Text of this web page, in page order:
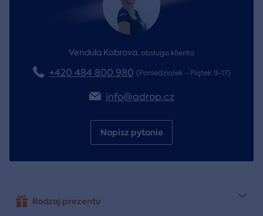
Vendula Kobrova, obsługa klienta
+420 484 800 980 (Poniedziałek - Piątek 9-17)
info@adrop.cz
Napisz pytanie
Rodzaj prezentu